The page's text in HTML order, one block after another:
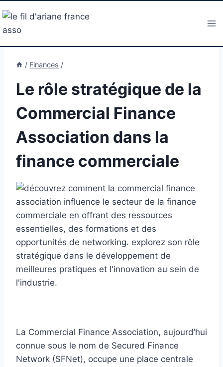
au
contenu
/ Finances /
Le rôle stratégique de la
Commercial Finance
Association dans la
finance commerciale
La Commercial Finance Association, aujourd’hui
connue sous le nom de Secured Finance
Network (SFNet), occupe une place centrale